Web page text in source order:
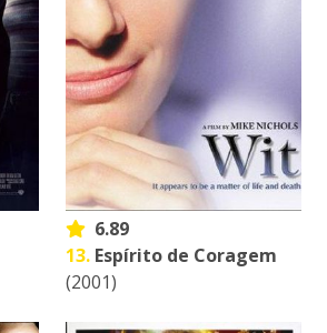
6.89
13. Espírito de Coragem
(2001)